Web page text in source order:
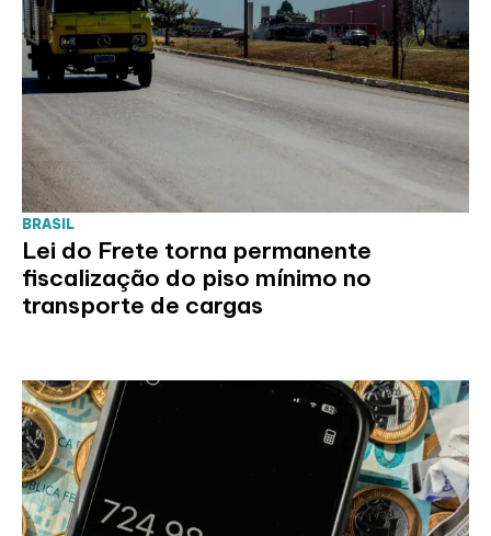
BRASIL
Lei do Frete torna permanente
fiscalização do piso mínimo no
transporte de cargas